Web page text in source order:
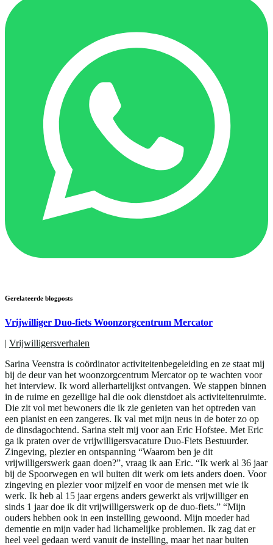
Gerelateerde blogposts
Vrijwilliger Duo-fiets Woonzorgcentrum Mercator
| Vrijwilligersverhalen
Sarina Veenstra is coördinator activiteitenbegeleiding en ze staat mij
bij de deur van het woonzorgcentrum Mercator op te wachten voor
het interview. Ik word allerhartelijkst ontvangen. We stappen binnen
in de ruime en gezellige hal die ook dienstdoet als activiteitenruimte.
Die zit vol met bewoners die ik zie genieten van het optreden van
een pianist en een zangeres. Ik val met mijn neus in de boter zo op
de dinsdagochtend. Sarina stelt mij voor aan Eric Hofstee. Met Eric
ga ik praten over de vrijwilligersvacature Duo-Fiets Bestuurder.
Zingeving, plezier en ontspanning “Waarom ben je dit
vrijwilligerswerk gaan doen?”, vraag ik aan Eric. “Ik werk al 36 jaar
bij de Spoorwegen en wil buiten dit werk om iets anders doen. Voor
zingeving en plezier voor mijzelf en voor de mensen met wie ik
werk. Ik heb al 15 jaar ergens anders gewerkt als vrijwilliger en
sinds 1 jaar doe ik dit vrijwilligerswerk op de duo-fiets.” “Mijn
ouders hebben ook in een instelling gewoond. Mijn moeder had
dementie en mijn vader had lichamelijke problemen. Ik zag dat er
heel veel gedaan werd vanuit de instelling, maar het naar buiten